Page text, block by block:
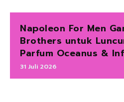
Napoleon For Men
Brothers untuk
Parfum Oceanus &
31 Juli 2026